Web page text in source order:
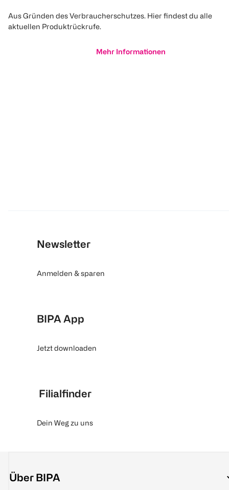
Aus Gründen des Verbraucherschutzes. Hier findest du alle
aktuellen Produktrückrufe.
Mehr Informationen
Newsletter
Anmelden & sparen
BIPA App
Jetzt downloaden
Filialfinder
Dein Weg zu uns
Über BIPA